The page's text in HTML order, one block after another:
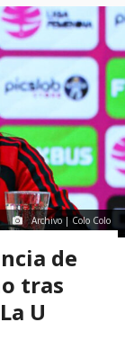
Archivo | Colo Colo
de
tras
U